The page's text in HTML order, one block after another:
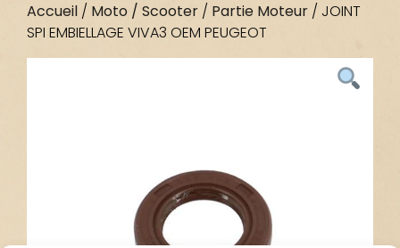
Accueil / Moto / Scooter / Partie Moteur / JOINT
SPI EMBIELLAGE VIVA3 OEM PEUGEOT